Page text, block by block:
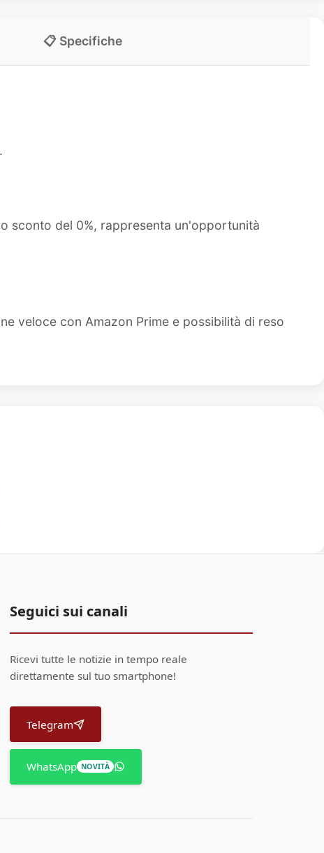
📋 Specifiche
sconto del 0%, rappresenta un'opportunità
veloce con Amazon Prime e possibilità di reso
Seguici sui canali
Ricevi tutte le notizie in tempo reale
direttamente sul tuo smartphone!
Telegram
WhatsApp NOVITÀ